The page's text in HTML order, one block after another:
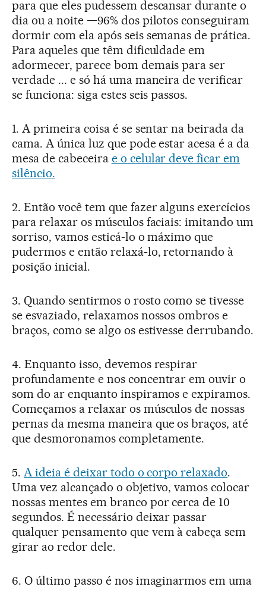
para que eles pudessem descansar durante o
dia ou a noite —96% dos pilotos conseguiram
dormir com ela após seis semanas de prática.
Para aqueles que têm dificuldade em
adormecer, parece bom demais para ser
verdade ... e só há uma maneira de verificar
se funciona: siga estes seis passos.
1. A primeira coisa é se sentar na beirada da
cama. A única luz que pode estar acesa é a da
mesa de cabeceira e o celular deve ficar em
silêncio.
2. Então você tem que fazer alguns exercícios
para relaxar os músculos faciais: imitando um
sorriso, vamos esticá-lo o máximo que
pudermos e então relaxá-lo, retornando à
posição inicial.
3. Quando sentirmos o rosto como se tivesse
se esvaziado, relaxamos nossos ombros e
braços, como se algo os estivesse derrubando.
4. Enquanto isso, devemos respirar
profundamente e nos concentrar em ouvir o
som do ar enquanto inspiramos e expiramos.
Começamos a relaxar os músculos de nossas
pernas da mesma maneira que os braços, até
que desmoronamos completamente.
5. A ideia é deixar todo o corpo relaxado.
Uma vez alcançado o objetivo, vamos colocar
nossas mentes em branco por cerca de 10
segundos. É necessário deixar passar
qualquer pensamento que vem à cabeça sem
girar ao redor dele.
6. O último passo é nos imaginarmos em uma